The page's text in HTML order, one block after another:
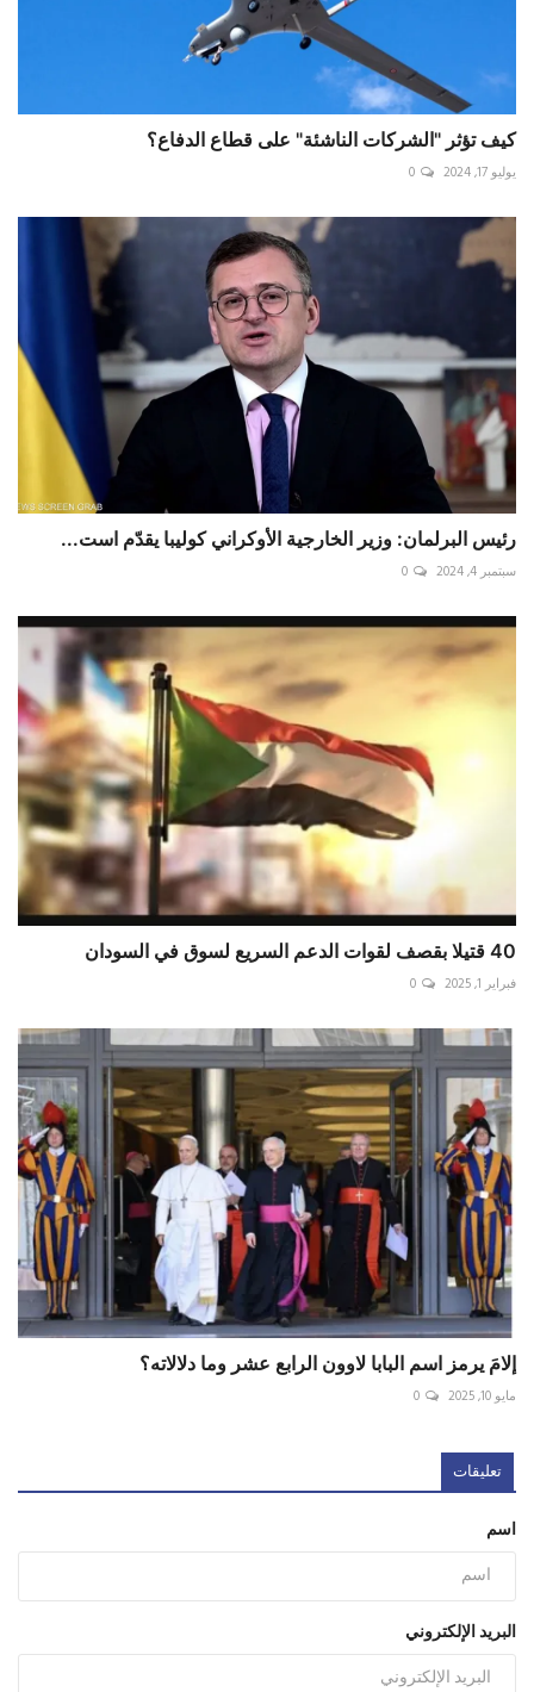
كيف تؤثر "الشركات الناشئة" على قطاع الدفاع؟
يوليو 17, 2024 0
رئيس البرلمان: وزير الخارجية الأوكراني كوليبا يقدّم است...
سبتمبر 4, 2024 0
40 قتيلا بقصف لقوات الدعم السريع لسوق في السودان
فبراير 1, 2025 0
إلامَ يرمز اسم البابا لاوون الرابع عشر وما دلالاته؟
مايو 10, 2025 0
تعليقات
اسم
البريد الإلكتروني